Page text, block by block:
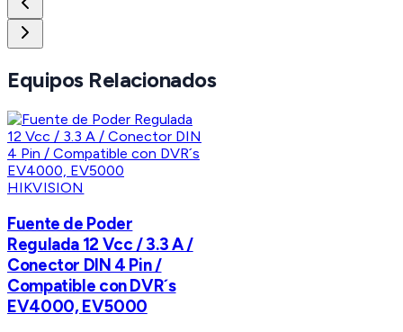
Equipos Relacionados
HIKVISION
Fuente de Poder
Regulada 12 Vcc / 3.3 A /
Conector DIN 4 Pin /
Compatible con DVR´s
EV4000, EV5000